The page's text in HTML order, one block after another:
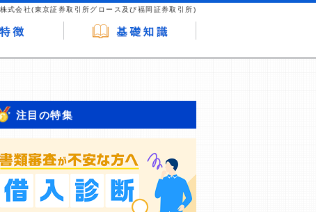
式会社(東京証券取引所グロース及び福岡証券取引所)
注目の特集